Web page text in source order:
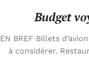
Budget
EN BREF Billets
à considérer.